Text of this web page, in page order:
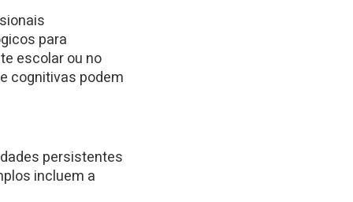
para
escolar ou no
cognitivas podem
persistentes
incluem a